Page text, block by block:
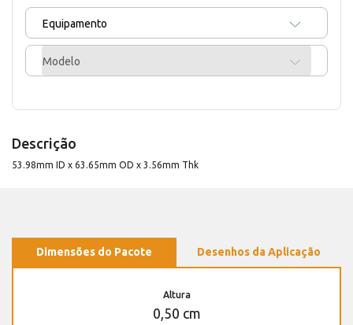
Equipamento
Modelo
Descrição
53.98mm ID x 63.65mm OD x 3.56mm Thk
Dimensões do Pacote Desenhos da Aplicação
Altura
0,50 cm